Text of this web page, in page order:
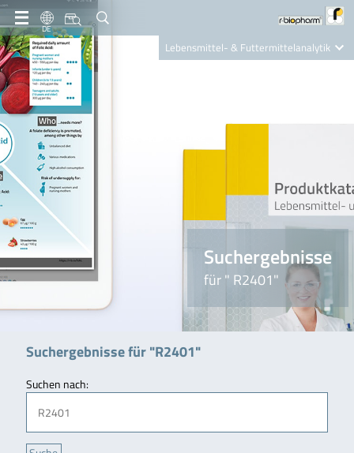
DE
Lebensmittel- & Futtermittelanalytik
Nutrition Care
Suchergebnisse
für " R2401"
Suchergebnisse für "R2401"
Suchen nach: